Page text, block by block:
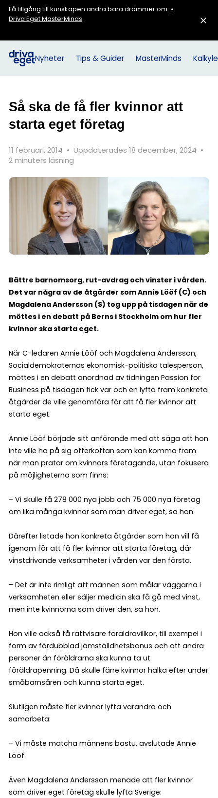
Få tillgång till kunskapen andra bara drömmer om. »
Driva Eget MasterMinds
Nyheter Tips & Guider MasterMinds
Så ska de få fler kvinnor att
starta eget företag
11 februari, 2014 • Uppdaterades 18 december, 2024 •
2 minuters läsning
Bättre barnomsorg, rut-avdrag och vinster i vården.
Det var några av de åtgärder som Annie Lööf (C) och
Magdalena Andersson (S) tog upp på tisdagen när de
möttes i en debatt på Berns i Stockholm om hur fler
kvinnor ska starta eget.
När C-ledaren Annie Lööf och Magdalena Andersson,
Socialdemokraternas ekonomisk-politiska talesperson,
möttes i en debatt anordnad av tidningen Passion for
Business på tisdagen fick var och en lyfta fram konkreta
åtgärder de ville genomföra för att få fler kvinnor att
starta eget.
Annie Lööf började sitt anförande med att säga att hon
inte ville ha på sig offerkoftan som kan komma fram
när man pratar om kvinnors företagande, utan fokusera
på möjligheterna som finns:
– Vi skulle få 278 000 nya jobb och 75 000 nya företag
om lika många kvinnor som män driver eget, sa hon.
Därefter listade hon konkreta åtgärder som hon vill få
igenom för att få fler kvinnor att starta företag, där
vinstdrivande verksamheter i vården var den första.
– Det är inte rimligt att männen som målar väggarna i
verksamheten eller säljer medicin ska få gå med vinst,
men inte kvinnorna som driver den, sa hon.
Hon ville också få rättvisare föräldravillkor, till exempel i
form av fördubblad jämställdhetsbonus och att andra
personer än föräldrarna ska kunna ta ut
föräldrapenning. Då skulle färre kvinnor halka efter under
småbarnsåren och kunna starta eget.
Slutligen måste fler kvinnor lyfta varandra och
samarbeta:
– Vi måste matcha männens bastu, avslutade Annie
Lööf.
Även Magdalena Andersson menade att fler kvinnor
som driver eget företag skulle lyfta Sverige: